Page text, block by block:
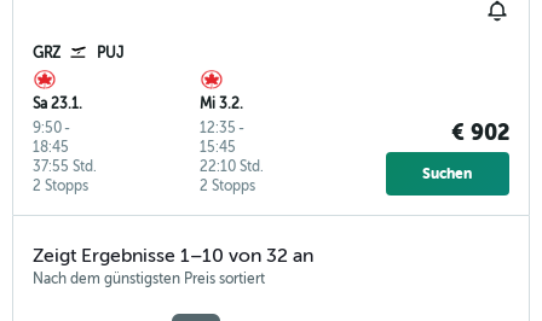
GRZ PUJ
Sa 23.1.
9:50-
18:45
2 Stopps
37:55 Std.
Mi 3.2.
12:35 -
15:45
2 Stopps
22:10 Std.
€ 902
Suchen
Zeigt Ergebnisse 1–10 von 32 an
Nach dem günstigsten Preis sortiert